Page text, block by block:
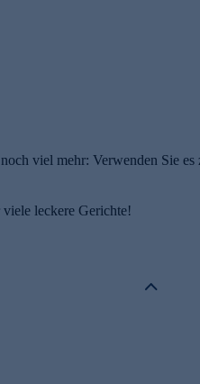
viel mehr: Verwenden Sie es
leckere Gerichte!